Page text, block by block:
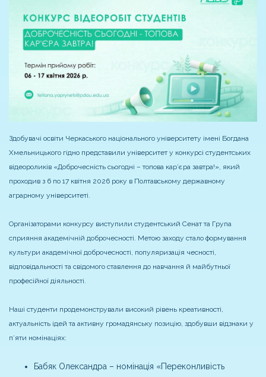
Здобувачі освіти Черкаського національного університету імені Богдана
Хмельницького гідно представили університет у конкурсі студентських
відеороликів «Доброчесність сьогодні – топова кар’єра завтра!», який
проходив з 6 по 17 квітня 2026 року в Полтавському державному
аграрному університеті.
Організаторами конкурсу виступили студентський Сенат та Група
сприяння академічній доброчесності. Метою заходу стало формування
культури академічної доброчесності, популяризація чесності,
відповідальності та свідомого ставлення до навчання й майбутньої
професійної діяльності.
Наші студенти продемонстрували високий рівень креативності,
актуальність ідей та активну громадянську позицію, здобувши відзнаки у
п’яти номінаціях:
Бабяк Олександра – номінація «Переконливість